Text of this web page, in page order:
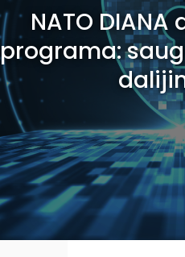
NATO
programa: